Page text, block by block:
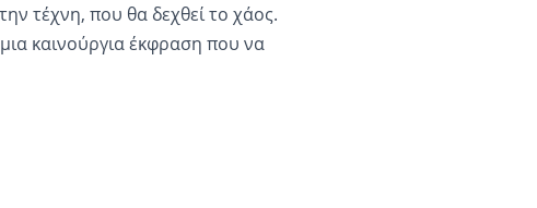
τέχνη, που θα δεχθεί το χάος.
καινούργια έκφραση που να